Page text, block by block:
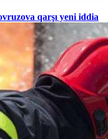
qarşı yeni iddia